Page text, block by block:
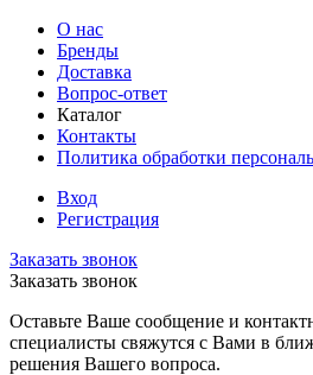
О нас
Бренды
Доставка
Вопрос-ответ
Каталог
Контакты
Политика обработки
Вход
Регистрация
Заказать звонок
Заказать звонок
Оставьте Ваше сообщение и
специалисты свяжутся с Вами в
решения Вашего вопроса.